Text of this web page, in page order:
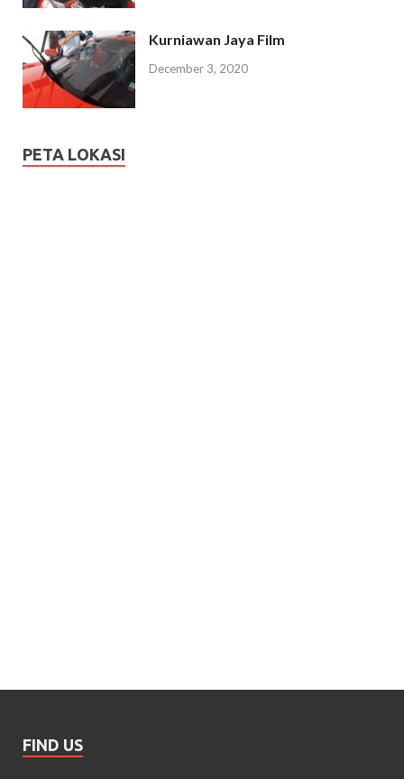
Kurniawan Jaya Film
December 3, 2020
PETA LOKASI
FIND US